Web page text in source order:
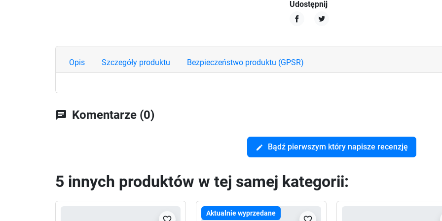
Udostępnij
Opis Szczegóły produktu Bezpieczeństwo produktu (GPSR)
chat Komentarze (0)
edit Bądź pierwszym który napisze recenzję
5 innych produktów w tej samej kategorii:
Aktualnie wyprzedane